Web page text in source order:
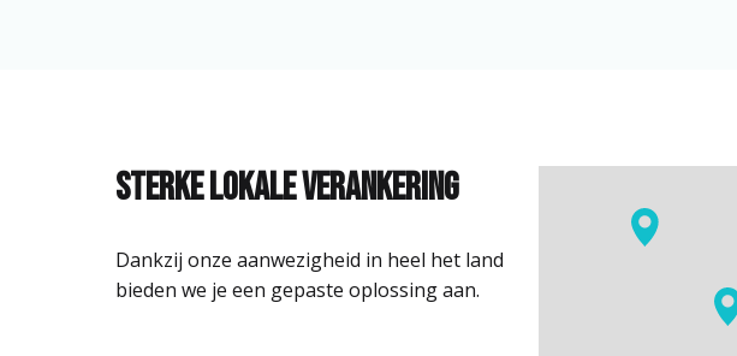
Sterke lokale verankering
Dankzij onze aanwezigheid in heel het land
bieden we je een gepaste oplossing aan.